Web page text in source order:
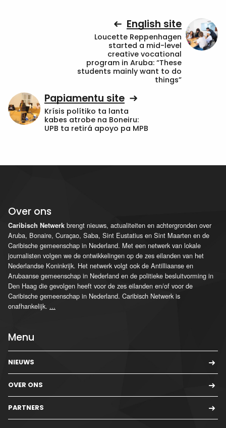
English site
Loucette Reppenhagen
started a mid-level
creative vocational
program in Aruba: “These
students mainly want to do
things”
Papiamentu site
Krísis polítiko ta lanta
kabes atrobe na Boneiru:
UPB ta retirá apoyo pa MPB
Over ons
Caribisch Netwerk brengt nieuws, actualiteiten en achtergronden over
Aruba, Bonaire, Curaçao, Saba, Sint Eustatius en Sint Maarten en de
Caribische gemeenschap in Nederland. Met een netwerk van lokale
journalisten volgen we de ontwikkelingen op de zes eilanden van het
Nederlandse Koninkrijk. Het netwerk volgt ook de Antilliaanse en
Arubaanse gemeenschap in Nederland en de politieke besluitvorming in
Den Haag die gevolgen heeft voor de zes eilanden en/of voor de
Caribische gemeenschap in Nederland. Caribisch Netwerk is
onafhankelijk. ...
Menu
NIEUWS
OVER ONS
PARTNERS